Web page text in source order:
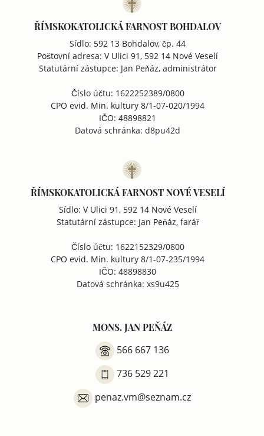
ŘÍMSKOKATOLICKÁ FARNOST BOHDALOV
Sídlo: 592 13 Bohdalov, čp. 44
Poštovní adresa: V Ulici 91, 592 14 Nové Veselí
Statutární zástupce: Jan Peňáz, administrátor
Číslo účtu: 1622252389/0800
CPO evid. Min. kultury 8/1-07-020/1994
IČO: 48898821
Datová schránka: d8pu42d
ŘÍMSKOKATOLICKÁ FARNOST NOVÉ VESELÍ
Sídlo: V Ulici 91, 592 14 Nové Veselí
Statutární zástupce: Jan Peňáz, farář
Číslo účtu: 1622152329/0800
CPO evid. Min. kultury 8/1-07-235/1994
IČO: 48898830
Datová schránka: xs9u425
MONS. JAN PEŇÁZ
566 667 136
736 529 221
penaz.vm@seznam.cz